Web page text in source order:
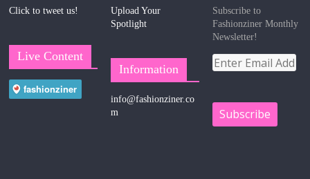
Click to tweet us!
Live Content
Upload Your
Spotlight
Information
info@fashionziner.co
m
Subscribe to
Fashionziner Monthly
Newsletter!